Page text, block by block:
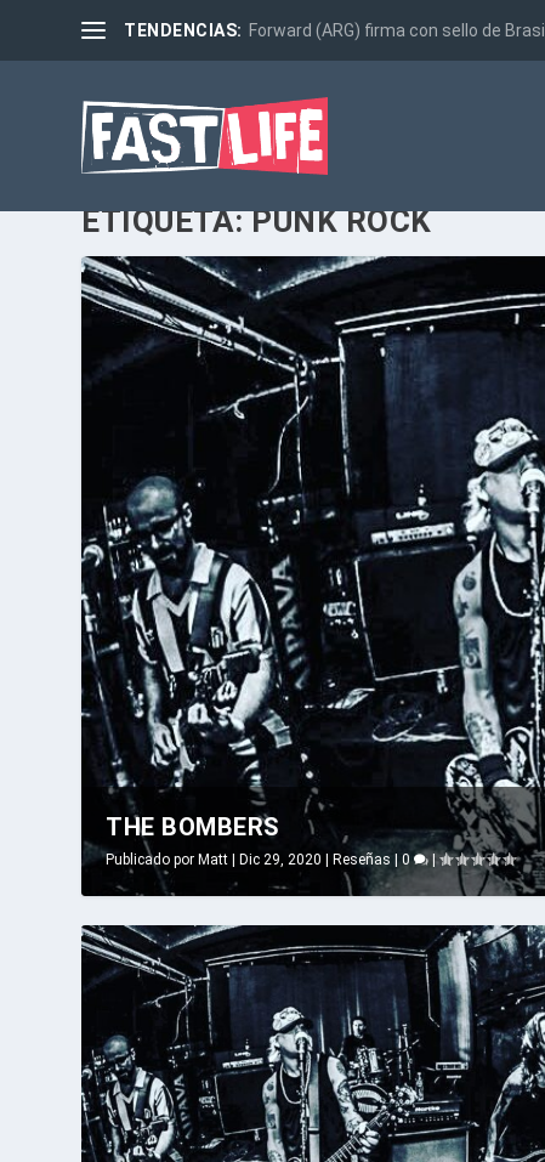
TENDENCIAS: Forward (ARG) firma con sello de Brasil
ETIQUETA:PUNK ROCK
THE BOMBERS
Publicado porMatt |Dic 29, 2020 |Reseñas |0 |